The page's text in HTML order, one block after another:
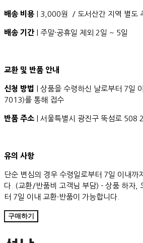
배송 비용 | 3,000원 / 도서산간 지역 별도
배송 기간| 주말·공휴일 제외 2일 ~ 5일
교환 및 반품 안내
신청 방법
| 상품을 수령하신 날로부터 7일
7013)를 통해 접수
반품 주소 | 서울특별시 광진구 뚝섬로 508
유의 사항
단순 변심의 경우 수령일로부터 7일 이내까
다. (교환/반품비 고객님 부담) - 상품 하자,
터 7일 이내 교환∙반품이 가능합니다.
구매하기